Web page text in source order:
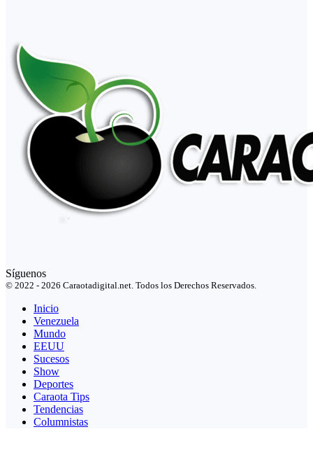
Síguenos
© 2022 - 2026 Caraotadigital.net. Todos los Derechos Reservados.
Inicio
Venezuela
Mundo
EEUU
Sucesos
Show
Deportes
Caraota Tips
Tendencias
Columnistas